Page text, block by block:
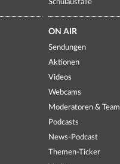
Schulausfälle
ON AIR
Sendungen
Aktionen
Videos
Webcams
Moderatoren & Team
Podcasts
News-Podcast
Themen-Ticker